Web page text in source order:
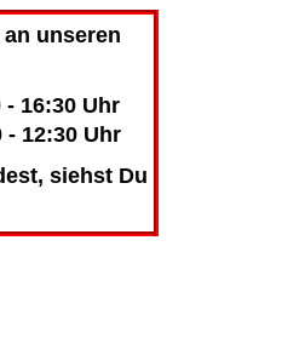
unseren
- 16:30 Uhr
Uhr
siehst Du